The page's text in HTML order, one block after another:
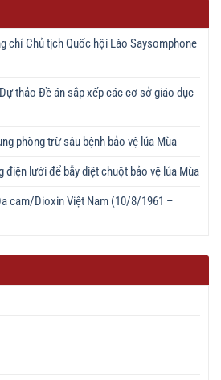
chí Chủ tịch Quốc hội Lào Saysomphone
thảo Đề án sắp xếp các cơ sở giáo dục
phòng trừ sâu bệnh bảo vệ lúa Mùa
điện lưới để bẫy diệt chuột bảo vệ lúa Mùa
cam/Dioxin Việt Nam (10/8/1961 –